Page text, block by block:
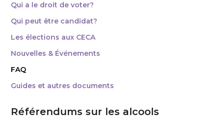
Qui a le droit de voter?
Qui peut être candidat?
Les élections aux CECA
Nouvelles & Événements
FAQ
Guides et autres documents
Référendums sur les alcools